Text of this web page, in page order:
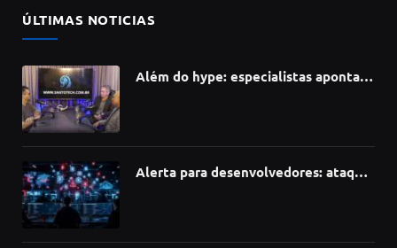
ÚLTIMAS NOTICIAS
Além do hype: especialistas apontam
Alerta para desenvolvedores: ataque